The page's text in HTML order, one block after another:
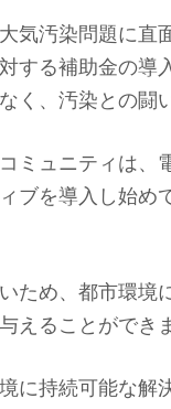
気汚染問題に
する補助金の
、汚染との闘
ミュニティは
ブを導入し始
ため、都市環
えることができま
に持続可能な